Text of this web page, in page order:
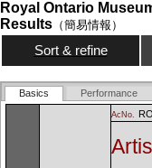
Royal Ontario
Results （簡易情報）
Sort & refine
Basics Performance
AcNo.